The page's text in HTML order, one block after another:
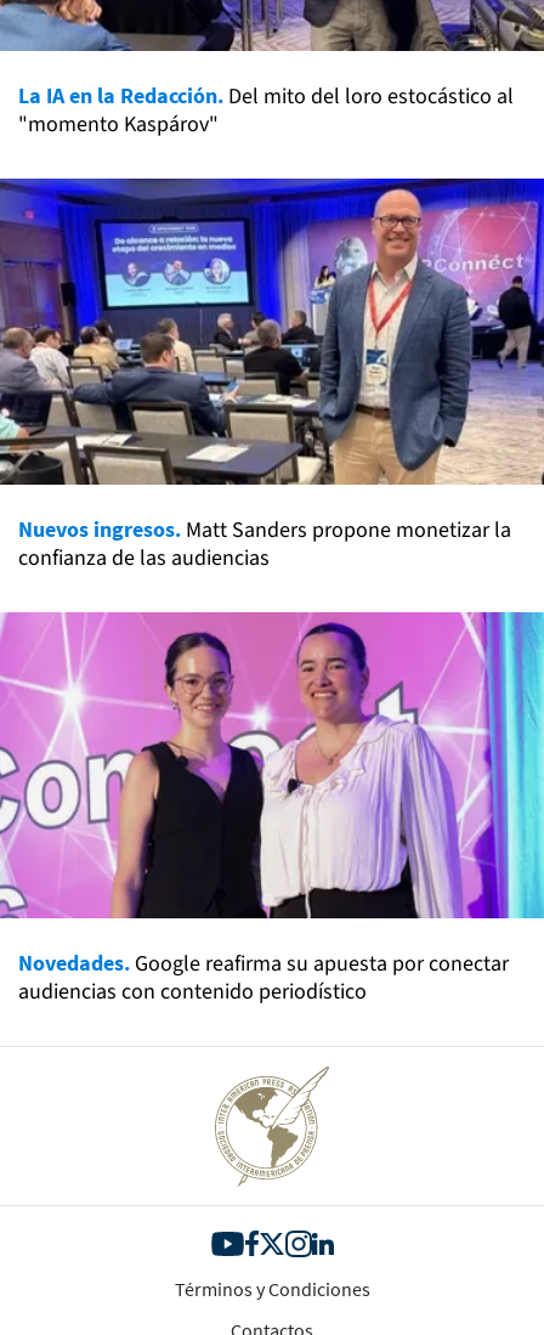
La IA en la Redacción. Del mito del loro estocástico al
"momento Kaspárov"
Nuevos ingresos. Matt Sanders propone monetizar la
confianza de las audiencias
Novedades. Google reafirma su apuesta por conectar
audiencias con contenido periodístico
Términos y Condiciones
Contactos